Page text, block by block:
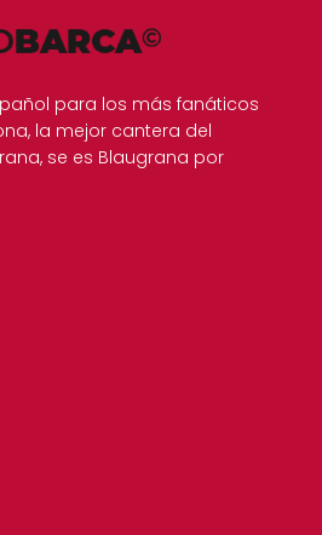
para los más fanáticos
la mejor cantera del
se es Blaugrana por